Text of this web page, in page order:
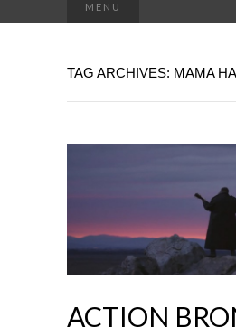
MENU
TAG ARCHIVES: MAMA
ACTION